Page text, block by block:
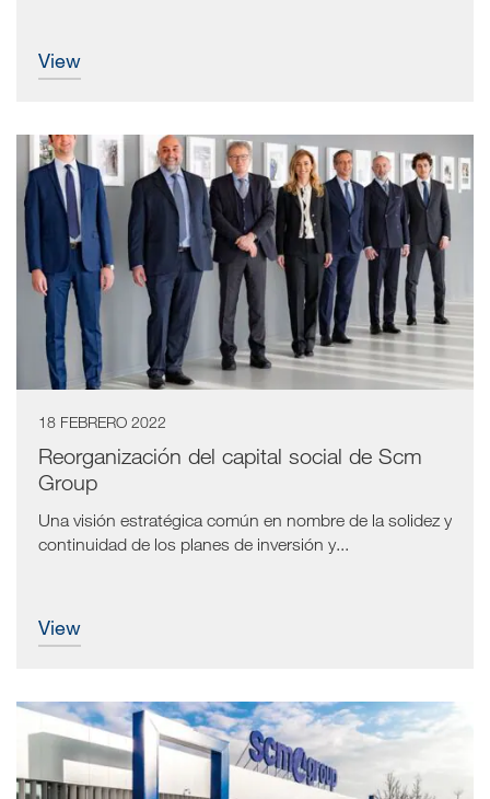
view
18 FEBRERO 2022
Reorganización del capital social de Scm
Group
Una visión estratégica común en nombre de la solidez y
continuidad de los planes de inversión y...
view